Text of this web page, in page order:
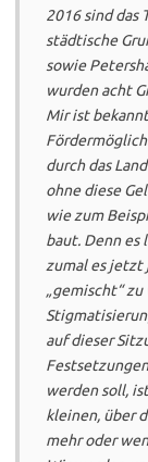
2016 sind das
städtische
sowie
wurden acht
Mir ist
durch das
ohne diese
wie zum
baut. Denn es
zumal es jetzt
„gemischt“
auf dieser
werden soll,
kleinen, über
mehr oder